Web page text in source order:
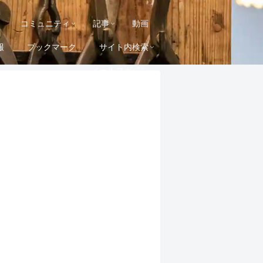
コミュニティ 記事 動画
ブックマーク サイト内検索